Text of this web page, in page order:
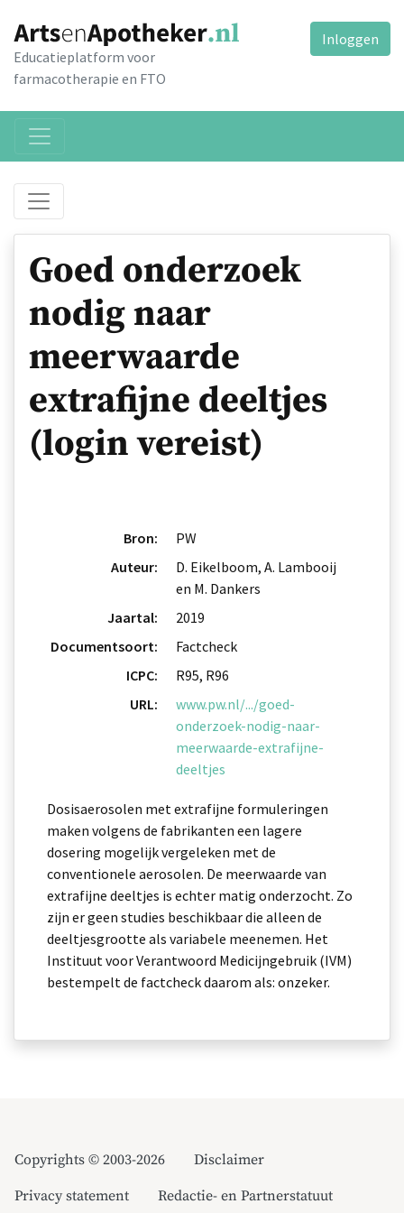
Educatieplatform voor
farmacotherapie en FTO
Inloggen
Goed onderzoek
nodig naar
meerwaarde
extrafijne deeltjes
(login vereist)
Bron:
PW
Auteur:
D. Eikelboom, A. Lambooij
en M. Dankers
Jaartal:
2019
Documentsoort:
Factcheck
ICPC:
R95, R96
URL:
www.pw.nl/.../goed-
onderzoek-nodig-naar-
meerwaarde-extrafijne-
deeltjes
Dosisaerosolen met extrafijne formuleringen
maken volgens de fabri­kanten een lagere
dosering mogelijk vergeleken met de
conventionele aerosolen. De meerwaarde van
extrafijne deeltjes is echter matig onder­zocht. Zo
zijn er geen studies beschikbaar die alleen de
deeltjes­grootte als variabele meenemen. Het
Instituut voor Verantwoord Medicijngebruik (IVM)
bestempelt de factcheck daarom als: onzeker.
Copyrights © 2003-2026
Disclaimer
Privacy statement
Redactie- en Partnerstatuut